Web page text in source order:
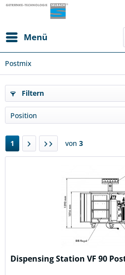
Menü
Postmix
Filtern
1 von 3
Dispensing Station VF 90